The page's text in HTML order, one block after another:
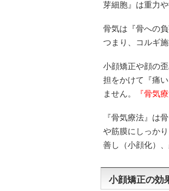
芽細胞』は重力
骨気は『骨への
つまり、コルギ
小顔矯正や顔の
担をかけて『痛
ません。
『骨気
『骨気療法』は
や筋膜にしっか
善し（小顔化）
小顔矯正の効